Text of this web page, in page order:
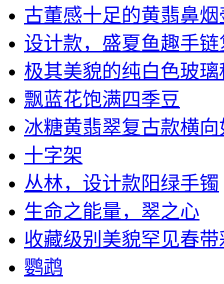
古董感十足的黄翡鼻烟
设计款，盛夏鱼趣手链
极其美貌的纯白色玻璃
飘蓝花饱满四季豆
冰糖黄翡翠复古款横向
十字架
丛林，设计款阳绿手镯
生命之能量，翠之心
收藏级别美貌罕见春带
鹦鹉